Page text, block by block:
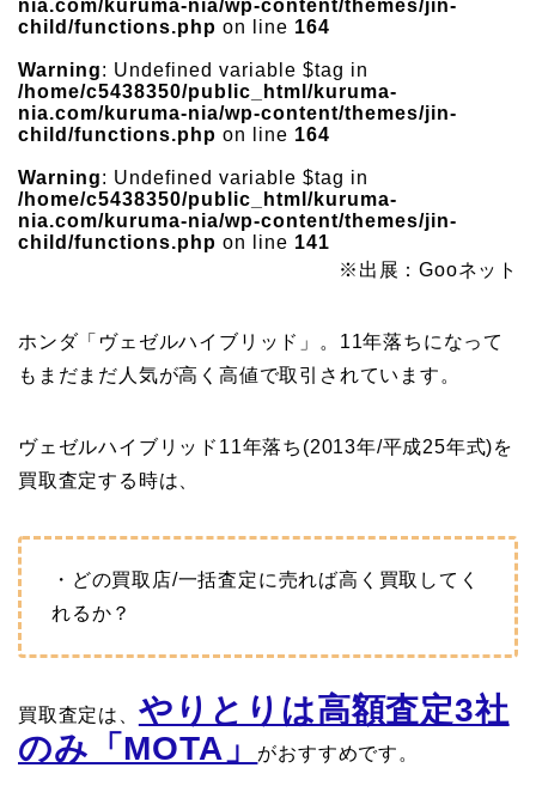
nia.com/kuruma-nia/wp-content/themes/jin-
child/functions.php on line 164
Warning: Undefined variable $tag in
/home/c5438350/public_html/kuruma-
nia.com/kuruma-nia/wp-content/themes/jin-
child/functions.php on line 164
Warning: Undefined variable $tag in
/home/c5438350/public_html/kuruma-
nia.com/kuruma-nia/wp-content/themes/jin-
child/functions.php on line 141
※出展：Gooネット
ホンダ「ヴェゼルハイブリッド」。11年落ちになって
もまだまだ人気が高く高値で取引されています。
ヴェゼルハイブリッド11年落ち(2013年/平成25年式)を
買取査定する時は、
・どの買取店/一括査定に売れば高く買取してく
れるか？
買取査定は、 やりとりは高額査定3社
のみ「MOTA」
がおすすめです。